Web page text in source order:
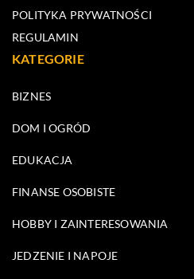
POLITYKA PRYWATNOŚCI
REGULAMIN
KATEGORIE
BIZNES
DOM I OGRÓD
EDUKACJA
FINANSE OSOBISTE
HOBBY I ZAINTERESOWANIA
JEDZENIE I NAPOJE